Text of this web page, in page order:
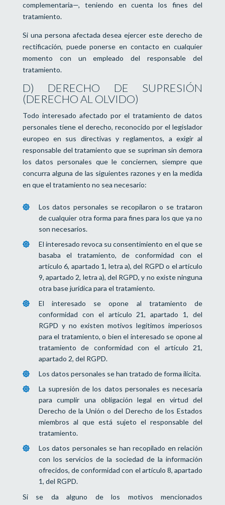
complementaria—, teniendo en cuenta los fines del
tratamiento.
Si una persona afectada desea ejercer este derecho de
rectificación, puede ponerse en contacto en cualquier
momento con un empleado del responsable del
tratamiento.
D) DERECHO DE SUPRESIÓN
(DERECHO AL OLVIDO)
Todo interesado afectado por el tratamiento de datos
personales tiene el derecho, reconocido por el legislador
europeo en sus directivas y reglamentos, a exigir al
responsable del tratamiento que se supriman sin demora
los datos personales que le conciernen, siempre que
concurra alguna de las siguientes razones y en la medida
en que el tratamiento no sea necesario:
Los datos personales se recopilaron o se trataron
de cualquier otra forma para fines para los que ya no
son necesarios.
El interesado revoca su consentimiento en el que se
basaba el tratamiento, de conformidad con el
artículo 6, apartado 1, letra a), del RGPD o el artículo
9, apartado 2, letra a), del RGPD, y no existe ninguna
otra base jurídica para el tratamiento.
El interesado se opone al tratamiento de
conformidad con el artículo 21, apartado 1, del
RGPD y no existen motivos legítimos imperiosos
para el tratamiento, o bien el interesado se opone al
tratamiento de conformidad con el artículo 21,
apartado 2, del RGPD.
Los datos personales se han tratado de forma ilícita.
La supresión de los datos personales es necesaria
para cumplir una obligación legal en virtud del
Derecho de la Unión o del Derecho de los Estados
miembros al que está sujeto el responsable del
tratamiento.
Los datos personales se han recopilado en relación
con los servicios de la sociedad de la información
ofrecidos, de conformidad con el artículo 8, apartado
1, del RGPD.
Si se da alguno de los motivos mencionados